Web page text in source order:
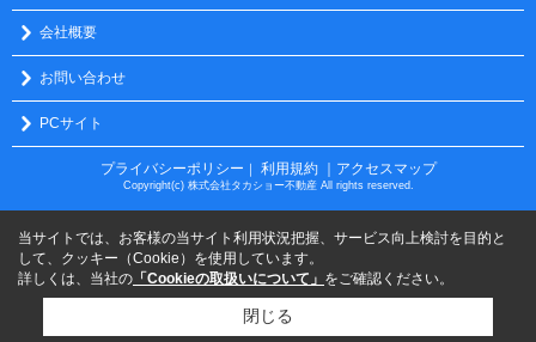
会社概要
お問い合わせ
PCサイト
プライバシーポリシー ｜ 利用規約 ｜アクセスマップ
Copyright(c) 株式会社タカショー不動産 All rights reserved.
当サイトでは、お客様の当サイト利用状況把握、サービス向上検討を目的と
して、クッキー（Cookie）を使用しています。
詳しくは、当社の 「Cookieの取扱いについて」 をご確認ください。
閉じる